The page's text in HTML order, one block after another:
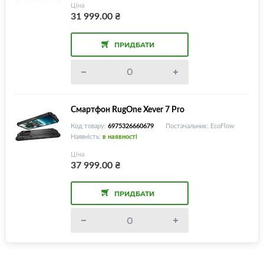
Ціна
31 999.00₴
ПРИДБАТИ
Смартфон RugOne Xever 7 Pro
Код товару: 6975326660679
Постачальник: EcoFlow
Наявність: в наявності
Ціна
37 999.00₴
ПРИДБАТИ